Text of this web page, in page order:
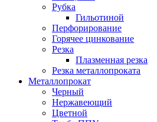
Рубка
Гильотиной
Перфорирование
Горячее цинкование
Резка
Плазменная резка
Резка металлопроката
Металлопрокат
Черный
Нержавеющий
Цветной